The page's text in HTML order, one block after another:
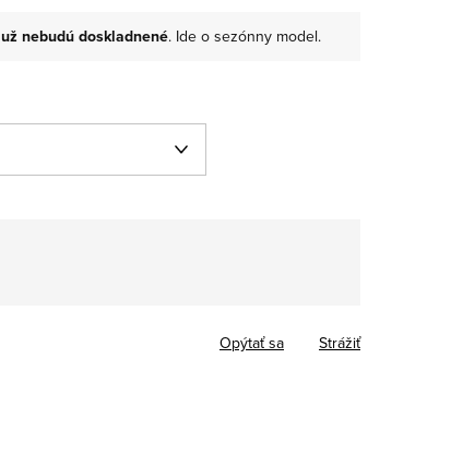
už nebudú doskladnené. Ide o sezónny model.
Opýtať sa Strážiť